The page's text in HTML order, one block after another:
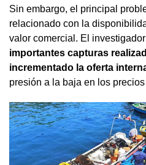
Sin embargo, el principal
relacionado con la
valor comercial. El
importantes capturas
incrementado la oferta
presión a la baja en los